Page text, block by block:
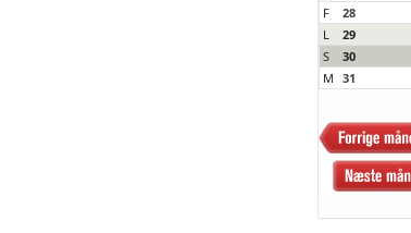
F
28
L
29
S
30
M 31